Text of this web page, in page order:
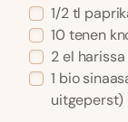
1/2 tl
10 tenen
2el harissa
1 bio
uitgeperst)